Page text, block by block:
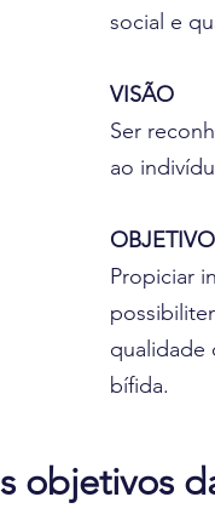
social e
VISÃO
Ser
ao
OBJETIVO
Propiciar
qualidade
bífida.​
objetivos